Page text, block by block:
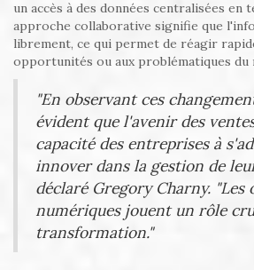
un accès à des données centralisées en
approche collaborative signifie que
librement, ce qui permet de réagir
opportunités ou aux problématiques du
"En observant ces
évident que l'avenir des
capacité des entreprises à
innover dans la gestion de
déclaré Gregory Charny. "Les
numériques jouent un rôle
transformation."